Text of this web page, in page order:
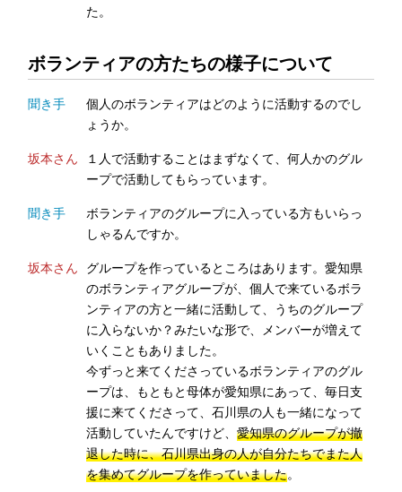
た。
ボランティアの方たちの様子について
聞き手
個人のボランティアはどのように活動するのでし
ょうか。
坂本さん
１人で活動することはまずなくて、何人かのグル
ープで活動してもらっています。
聞き手
ボランティアのグループに入っている方もいらっ
しゃるんですか。
坂本さん グループを作っているところはあります。愛知県
のボランティアグループが、個人で来ているボラ
ンティアの方と一緒に活動して、うちのグループ
に入らないか？みたいな形で、メンバーが増えて
いくこともありました。
今ずっと来てくださっているボランティアのグル
ープは、もともと母体が愛知県にあって、毎日支
援に来てくださって、石川県の人も一緒になって
活動していたんですけど、愛知県のグループが撤
退した時に、石川県出身の人が自分たちでまた人
を集めてグループを作っていました。